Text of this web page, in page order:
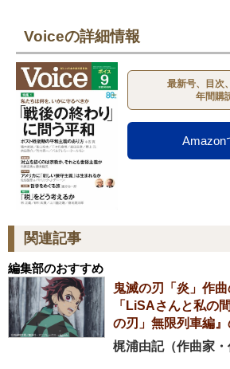
Voiceの詳細情報
最新号、目次
年間購
Amazon
関連記事
編集部のおすすめ
鬼滅の刃「炎」作
「LiSAさんと私の
の刃」無限列⾞編』
梶浦由記（作曲家・